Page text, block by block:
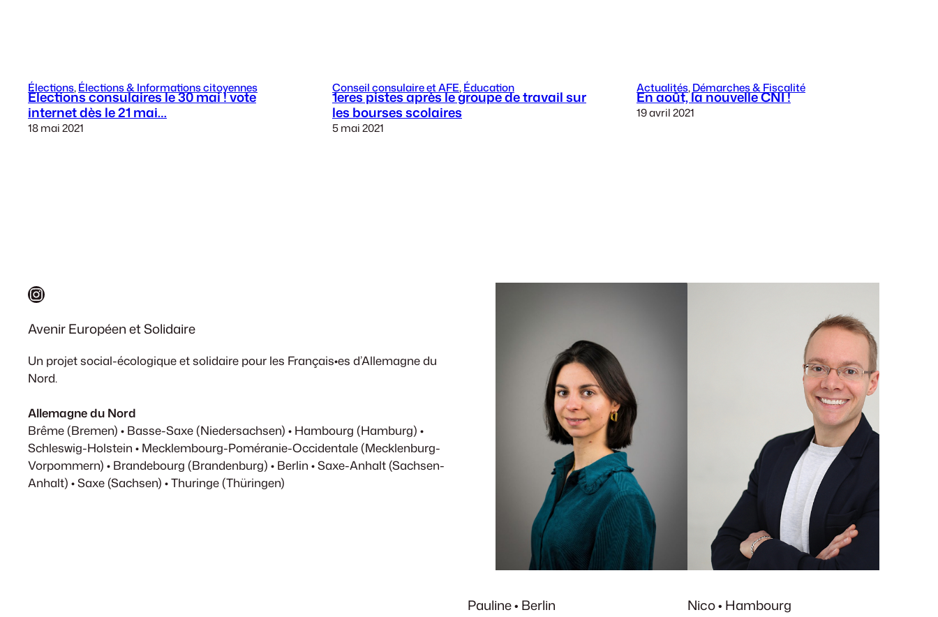
Élections, Élections & Informations citoyennes
Élections consulaires le 30 mai ! vote
internet dès le 21 mai…
18 mai 2021
Conseil consulaire et AFE, Éducation
1eres pistes après le groupe de travail sur
les bourses scolaires
5 mai 2021
Actualités, Démarches & Fiscalité
En août, la nouvelle CNI !
19 avril 2021
Instagram
Avenir Européen et Solidaire
Un projet social-écologique et solidaire pour les Français•es d’Allemagne du
Nord.
Allemagne du Nord
Brême (Bremen) • Basse-Saxe (Niedersachsen) • Hambourg (Hamburg) •
Schleswig-Holstein • Mecklembourg-Poméranie-Occidentale (Mecklenburg-
Vorpommern) • Brandebourg (Brandenburg) • Berlin • Saxe-Anhalt (Sachsen-
Anhalt) • Saxe (Sachsen) • Thuringe (Thüringen)
Pauline • Berlin Nico • Hambourg